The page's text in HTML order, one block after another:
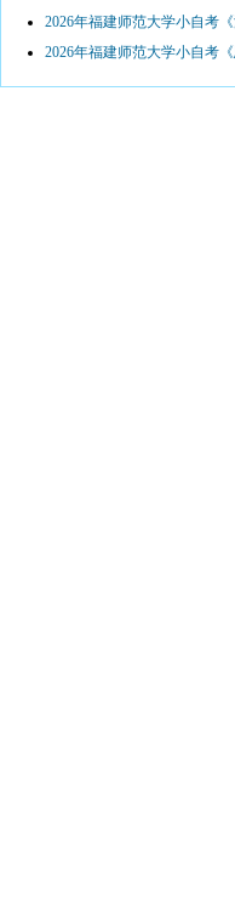
2026年福建师范大学小自考
2026年福建师范大学小自考